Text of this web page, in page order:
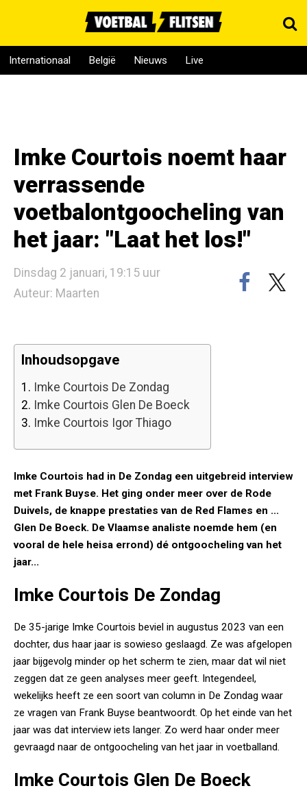
Internationaal België Nieuws Live
Imke Courtois noemt haar
verrassende
voetbalontgoocheling van
het jaar: "Laat het los!"
Dinsdag 2 januari, 19:15 uur
Auteur: Maarten
Inhoudsopgave
1. Imke Courtois De Zondag
2. Imke Courtois Glen De Boeck
3. Imke Courtois Igor Thiago
Imke Courtois had in De Zondag een uitgebreid interview
met Frank Buyse. Het ging onder meer over de Rode
Duivels, de knappe prestaties van de Red Flames en ...
Glen De Boeck. De Vlaamse analiste noemde hem (en
vooral de hele heisa errond) dé ontgoocheling van het
jaar...
Imke Courtois De Zondag
De 35-jarige Imke Courtois beviel in augustus 2023 van een
dochter, dus haar jaar is sowieso geslaagd. Ze was afgelopen
jaar bijgevolg minder op het scherm te zien, maar dat wil niet
zeggen dat ze geen analyses meer geeft. Integendeel,
wekelijks heeft ze een soort van column in De Zondag waar
ze vragen van Frank Buyse beantwoordt. Op het einde van het
jaar was dat interview iets langer. Zo werd haar onder meer
gevraagd naar de ontgoocheling van het jaar in voetballand.
Imke Courtois Glen De Boeck